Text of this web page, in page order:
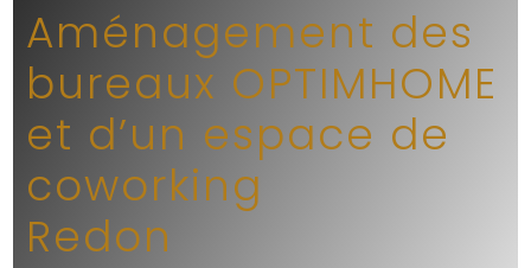
Aménagement des
bureaux OPTIMHOME
et d’un espace de
coworking
Redon